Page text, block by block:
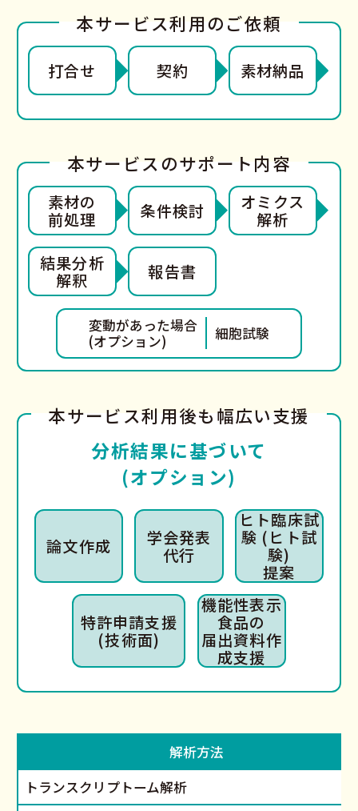
本サービス利用のご依頼
打合せ 契約 素材納品
本サービスのサポート内容
素材の
前処理
条件検討
オミクス
解析
結果分析
解釈
報告書
変動があった場合
(オプション)
細胞試験
本サービス利用後も幅広い支援
分析結果に基づいて
(オプション)
論文作成
学会発表
代行
ヒト臨床試
験 (ヒト試
験)
提案
特許申請支援
(技術面)
機能性表示
食品の
届出資料作
成支援
解析方法
トランスクリプトーム解析